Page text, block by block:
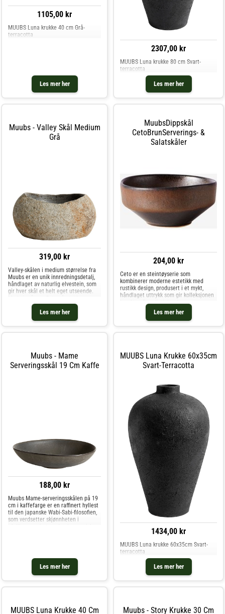
1105,00 kr
Les mer her
MUUBS Luna krukke 40 cm Grå-
terracotta
2307,00 kr
Les mer her
MUUBS Luna krukke 80 cm Svart-
terracotta
Muubs - Valley Skål Medium
Grå
319,00 kr
Les mer her
Valley-skålen i medium størrelse fra
Muubs er en unik innredningsdetalj,
håndlaget av naturlig elvestein, som
gir hver skål et helt eget utseende.
den polerte innsiden, feirer designen
ufullkommenheter og fremhever
MuubsDippskål
CetoBrunServerings- &
Salatskåler
204,00 kr
Les mer her
Ceto er en steintøyserie som
kombinerer moderne estetikk med
rustikk design, produsert i et mykt,
håndlaget uttrykk som gir kolleksjonen
karakter. Den distinkte formen er
gjennomgående på alle produkter i
serien, og hyller japanske keramiske
Muubs - Mame
Serveringsskål 19 Cm Kaffe
188,00 kr
Les mer her
Muubs Mame-serveringsskålen på 19
cm i kaffefarge er en raffinert hyllest
til den japanske Wabi-Sabi-filosofien,
som verdsetter skjønnheten i
MUUBS Luna Krukke 60x35cm
Svart-Terracotta
1434,00 kr
Les mer her
MUUBS Luna krukke 60x35cm Svart-
terracotta
MUUBS Luna Krukke 40 Cm Muubs - Story Krukke 30 Cm